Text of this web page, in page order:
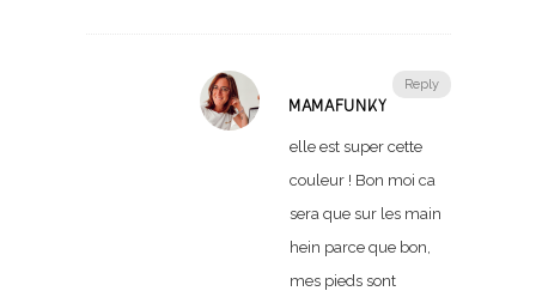
Reply
MAMAFUNKY
elle est super cette
couleur ! Bon moi ca
sera que sur les main
hein parce que bon,
mes pieds sont